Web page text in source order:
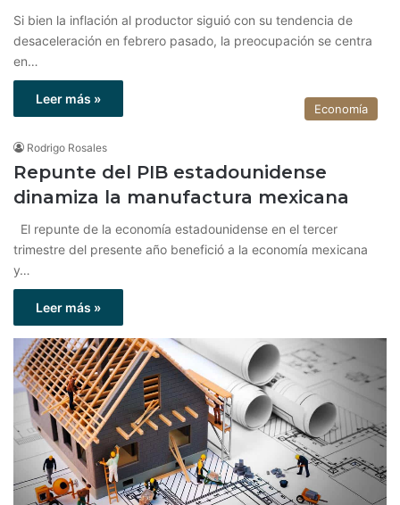
Si bien la inflación al productor siguió con su tendencia de
desaceleración en febrero pasado, la preocupación se centra
en…
Leer más »
Economía
Rodrigo Rosales
Repunte del PIB estadounidense
dinamiza la manufactura mexicana
El repunte de la economía estadounidense en el tercer
trimestre del presente año benefició a la economía mexicana
y…
Leer más »